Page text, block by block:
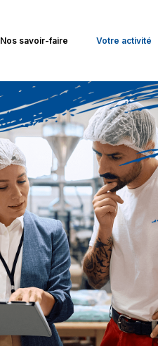
Nos savoir-faire Votre activité